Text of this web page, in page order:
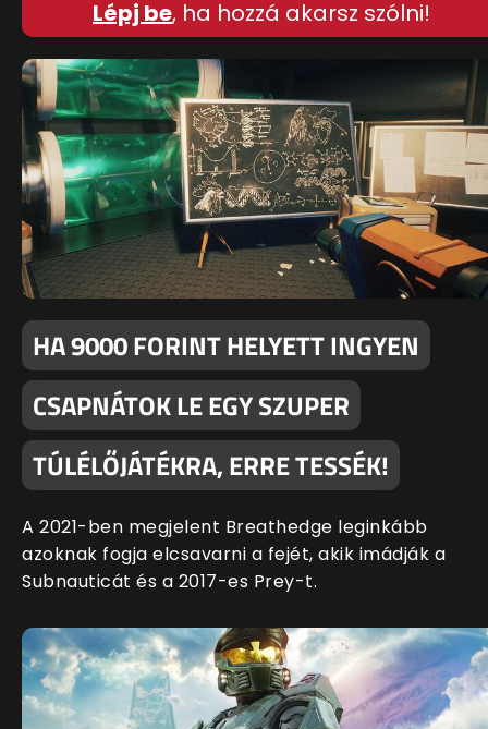
Lépj be, ha hozzá akarsz szólni!
HA 9000 FORINT HELYETT INGYEN
CSAPNÁTOK LE EGY SZUPER
TÚLÉLŐJÁTÉKRA, ERRE TESSÉK!
A 2021-ben megjelent Breathedge leginkább
azoknak fogja elcsavarni a fejét, akik imádják a
Subnauticát és a 2017-es Prey-t.